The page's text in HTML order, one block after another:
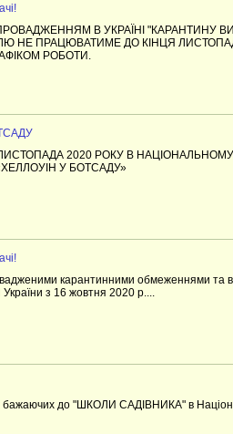
В УКРАЇНІ
НЕ ПРАЦЮВАТИМЕ ДО КІНЦЯ
РОБОТИ.
2020 РОКУ В
У БОТСАДУ»
карантинними обмеженнями та
з 16 жовтня 2020 р....
бажаючих до "ШКОЛИ САДІВНИКА" в